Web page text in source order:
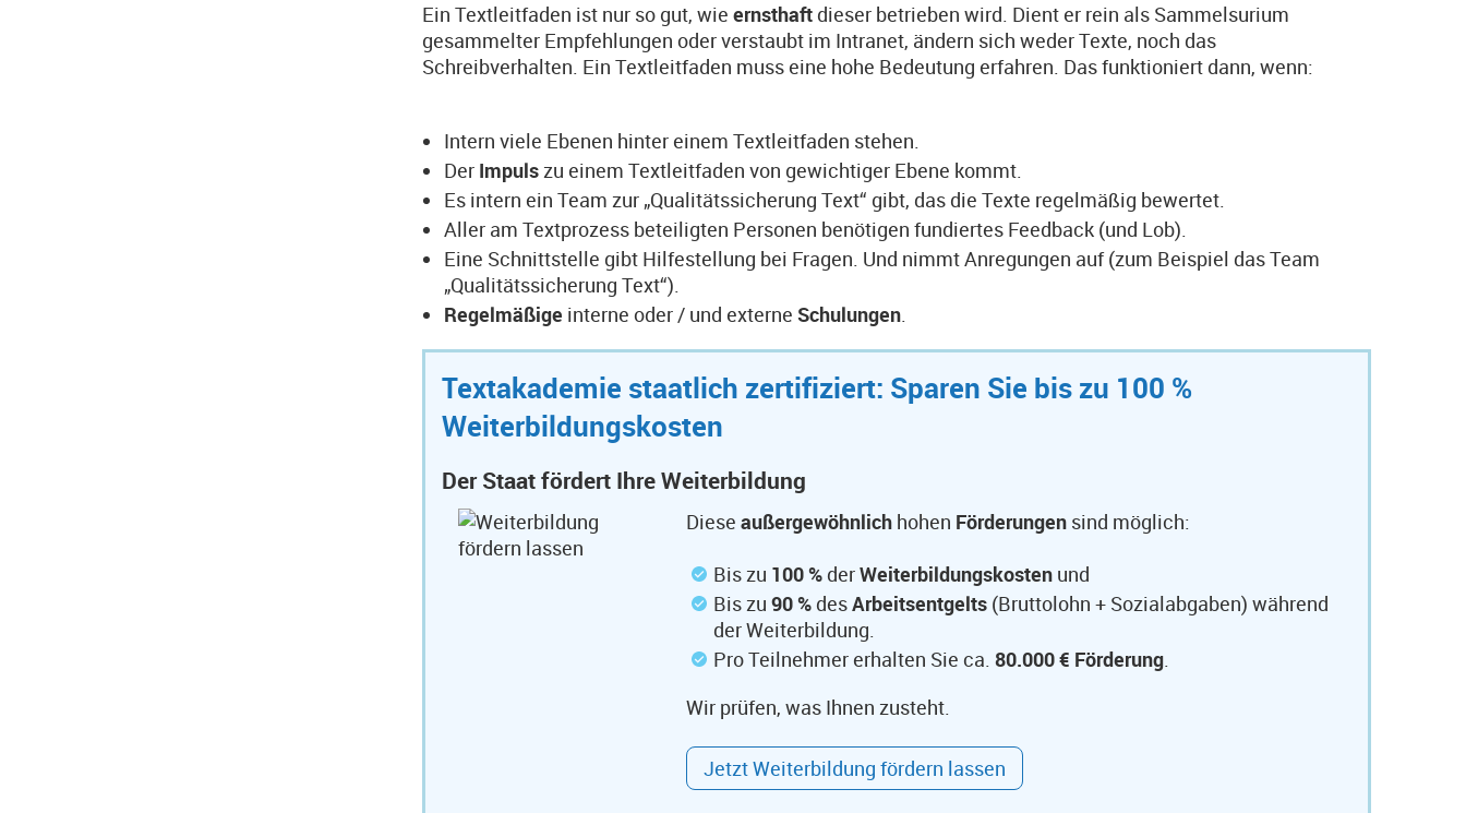
Ein Textleitfaden ist nur so gut, wie ernsthaft dieser betrieben wird. Dient er rein als Sammelsurium
gesammelter Empfehlungen oder verstaubt im Intranet, ändern sich weder Texte, noch das
Schreibverhalten. Ein Textleitfaden muss eine hohe Bedeutung erfahren. Das funktioniert dann, wenn:
Intern viele Ebenen hinter einem Textleitfaden stehen.
Der Impulszu einem Textleitfaden von gewichtiger Ebene kommt.
Es intern ein Team zur „Qualitätssicherung Text“ gibt, das die Texte regelmäßig bewertet.
Aller am Textprozess beteiligten Personen benötigen fundiertes Feedback (und Lob).
Eine Schnittstelle gibt Hilfestellung bei Fragen. Und nimmt Anregungen auf (zum Beispiel das Team
„Qualitätssicherung Text“).
Regelmäßige interne oder / und externe Schulungen.
Textakademie staatlich zertifiziert: Sparen Sie bis zu 100 %
Weiterbildungskosten
Der Staat fördert Ihre Weiterbildung
Diese außergewöhnlich hohen Förderungen sind möglich:
Bis zu 100 %derWeiterbildungskosten und
Bis zu 90 %desArbeitsentgelts (Bruttolohn + Sozialabgaben) während
der Weiterbildung.
Pro Teilnehmer erhalten Sie ca. 80.000 € Förderung.
Wir prüfen, was Ihnen zusteht.
Jetzt Weiterbildung fördern lassen